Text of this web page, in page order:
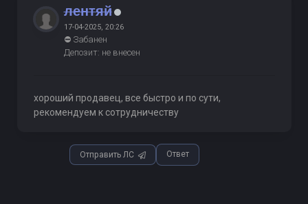
лентяй
17-04-2025, 20:26
⛔ Забанен
Депозит: не внесен
хороший продавец, все быстро и по сути,
рекомендуем к сотрудничеству
Отправить ЛС Ответ